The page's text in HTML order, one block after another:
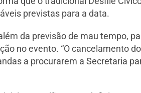
previstas para a data.
da previsão de mau tempo,
no evento. “O cancelamento
a procurarem a Secretaria